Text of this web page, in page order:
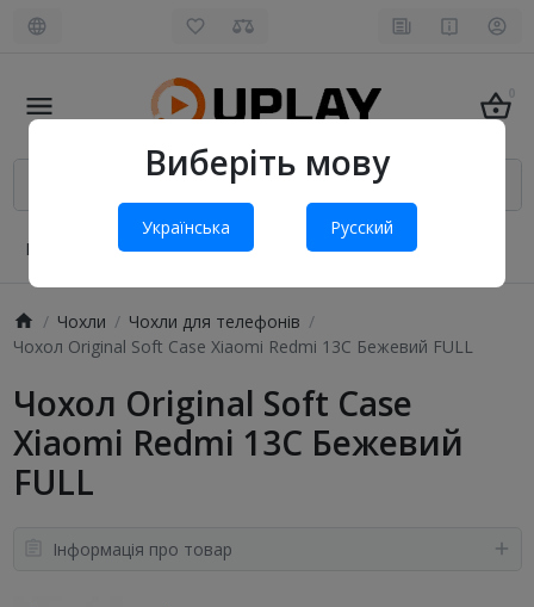
Виберіть мову
Українська Русский
0
Про нас Оплата і доставка Обмін та повернення
Чохли
Чохли для телефонів
Чохол Original Soft Case Xiaomi Redmi 13C Бежевий FULL
Чохол Original Soft Case
Xiaomi Redmi 13C Бежевий
FULL
Інформація про товар